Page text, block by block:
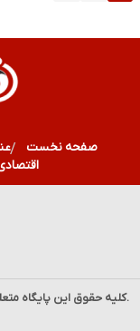
صفحه نخست
.کلیه حقوق این پایگاه